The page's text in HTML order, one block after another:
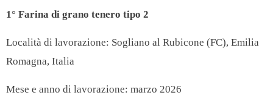
1° Farina di grano tenero tipo 2
Località di lavorazione: Sogliano al Rubicone (FC), Emilia
Romagna, Italia
Mese e anno di lavorazione: marzo 2026